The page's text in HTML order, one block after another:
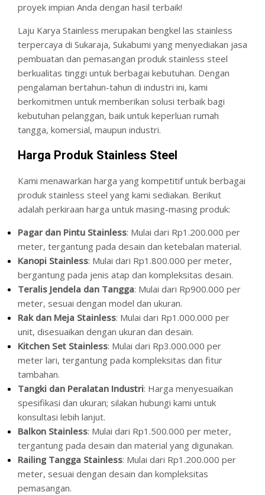
proyek impian Anda dengan hasil terbaik!
Laju Karya Stainless merupakan bengkel las stainless
terpercaya di Sukaraja, Sukabumi yang menyediakan jasa
pembuatan dan pemasangan produk stainless steel
berkualitas tinggi untuk berbagai kebutuhan. Dengan
pengalaman bertahun-tahun di industri ini, kami
berkomitmen untuk memberikan solusi terbaik bagi
kebutuhan pelanggan, baik untuk keperluan rumah
tangga, komersial, maupun industri.
Harga Produk Stainless Steel
Kami menawarkan harga yang kompetitif untuk berbagai
produk stainless steel yang kami sediakan. Berikut
adalah perkiraan harga untuk masing-masing produk:
Pagar dan Pintu Stainless: Mulai dari Rp1.200.000 per
meter, tergantung pada desain dan ketebalan material.
Kanopi Stainless: Mulai dari Rp1.800.000 per meter,
bergantung pada jenis atap dan kompleksitas desain.
Teralis Jendela dan Tangga: Mulai dari Rp900.000 per
meter, sesuai dengan model dan ukuran.
Rak dan Meja Stainless: Mulai dari Rp1.000.000 per
unit, disesuaikan dengan ukuran dan desain.
Kitchen Set Stainless: Mulai dari Rp3.000.000 per
meter lari, tergantung pada kompleksitas dan fitur
tambahan.
Tangki dan Peralatan Industri: Harga menyesuaikan
spesifikasi dan ukuran; silakan hubungi kami untuk
konsultasi lebih lanjut.
Balkon Stainless: Mulai dari Rp1.500.000 per meter,
tergantung pada desain dan material yang digunakan.
Railing Tangga Stainless: Mulai dari Rp1.200.000 per
meter, sesuai dengan desain dan kompleksitas
pemasangan.